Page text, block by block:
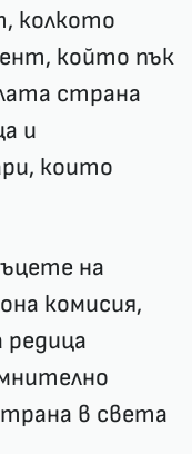
колкото
който пък
страна
и
които
на
комисия,
редица
в света